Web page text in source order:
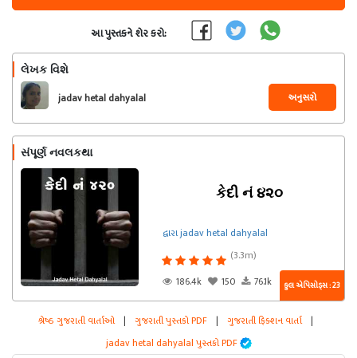
આ પુસ્તકને શેર કરો:
લેખક વિશે
jadav hetal dahyalal અનુસરો
સંપૂર્ણ નવલકથા
કેદી નં ૪૨૦
દ્વારા jadav hetal dahyalal
(3.3m)
186.4k
150 76.1k કુલ એપિસોડ્સ : 23
શ્રેષ્ઠ ગુજરાતી વાર્તાઓ | ગુજરાતી પુસ્તકો PDF | ગુજરાતી ફિક્શન વાર્તા |
jadav hetal dahyalal પુસ્તકો PDF